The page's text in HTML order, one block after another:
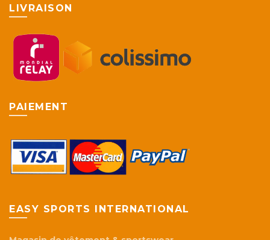
LIVRAISON
PAIEMENT
EASY SPORTS INTERNATIONAL